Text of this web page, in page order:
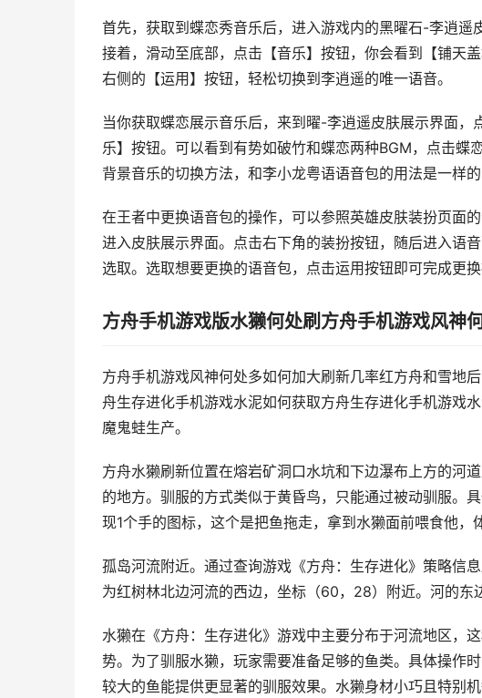
首先，获取到蝶恋秀音乐后，进入游戏内的黑曜石-李逍遥
接着，滑动至底部，点击【音乐】按钮，你会看到【铺天
右侧的【运用】按钮，轻松切换到李逍遥的唯一语音。
当你获取蝶恋展示音乐后，来到曜-李逍遥皮肤展示界面
乐】按钮。可以看到有势如破竹和蝶恋两种BGM，点击
背景音乐的切换方法，和李小龙粤语语音包的用法是一样
在王者中更换语音包的操作，可以参照英雄皮肤装扮页面
进入皮肤展示界面。点击右下角的装扮按钮，随后进入语
选取。选取想要更换的语音包，点击运用按钮即可完成更换
方舟手机游戏版水獭何处刷方舟手机游戏风神
方舟手机游戏风神何处多如何加大刷新几率红方舟和雪地
舟生存进化手机游戏水泥如何获取方舟生存进化手机游戏
魔鬼蛙生产。
方舟水獭刷新位置在熔岩矿洞口水坑和下边瀑布上方的河
的地方。驯服的方式类似于黄昏鸟，只能通过被动驯服。
现1个手的图标，这个是把鱼拖走，拿到水獭面前喂食他，
孤岛河流附近。通过查询游戏《方舟：生存进化》策略信
为红树林北边河流的西边，坐标（60，28）附近。河的东
水獭在《方舟：生存进化》游戏中主要分布于河流地区，
势。为了驯服水獭，玩家需要准备足够的鱼类。具体操作
较大的鱼能提供更显著的驯服效果。水獭身材小巧且特别